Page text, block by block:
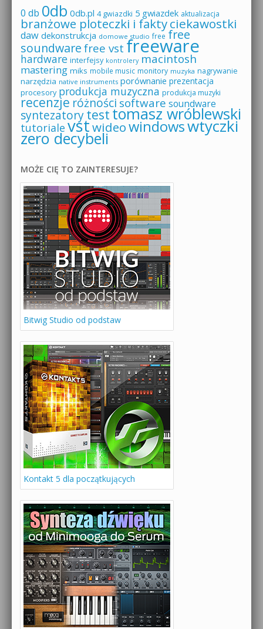
0 db 0db 0db.pl 4 gwiazdki 5 gwiazdek aktualizacja
branżowe ploteczki i faktyciekawostki
daw dekonstrukcja domowe studio free free
soundware free vst freeware
hardware interfejsy kontrolery macintosh
mastering miks mobile music monitory muzyka nagrywanie
narzędzia native instruments porównanie prezentacja
procesory produkcja muzyczna produkcja muzyki
recenzje różności software soundware
syntezatorytesttomasz wróblewski
tutoriale vstwideowindowswtyczki
zero decybeli
MOŻE CIĘ TO ZAINTERESUJE?
Bitwig Studio od podstaw
Kontakt 5 dla początkujących